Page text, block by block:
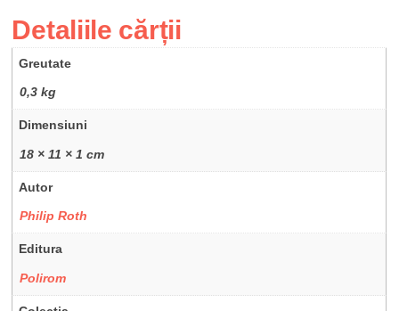
Detaliile cărții
Greutate
0,3 kg
Dimensiuni
18 × 11 × 1 cm
Autor
Philip Roth
Editura
Polirom